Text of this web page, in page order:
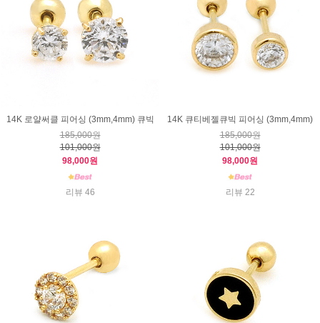
14K 로얄써클 피어싱 (3mm,4mm) 큐빅
185,000원
101,000원
98,000원
리뷰 46
14K 큐티베젤큐빅 피어싱 (3mm,4mm)
185,000원
101,000원
98,000원
리뷰 22